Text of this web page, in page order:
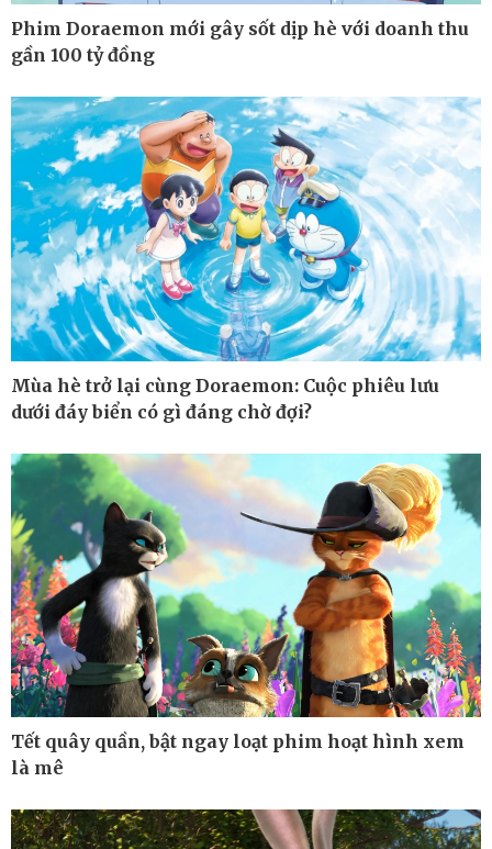
Lịch thi đấu bóng đá
eSports
Ô tô - Xe máy
Xe máy
Tư vấn
Doanh nghiệp
Thông tin doanh nghiệp
Doanh nghiệp 24h
Doanh nhân
Vì cộng đồng
Phim Doraemon mới gây sốt dịp hè với doanh thu
gần 100 tỷ đồng
Mùa hè trở lại cùng Doraemon: Cuộc phiêu lưu
dưới đáy biển có gì đáng chờ đợi?
Tết quây quần, bật ngay loạt phim hoạt hình xem
là mê